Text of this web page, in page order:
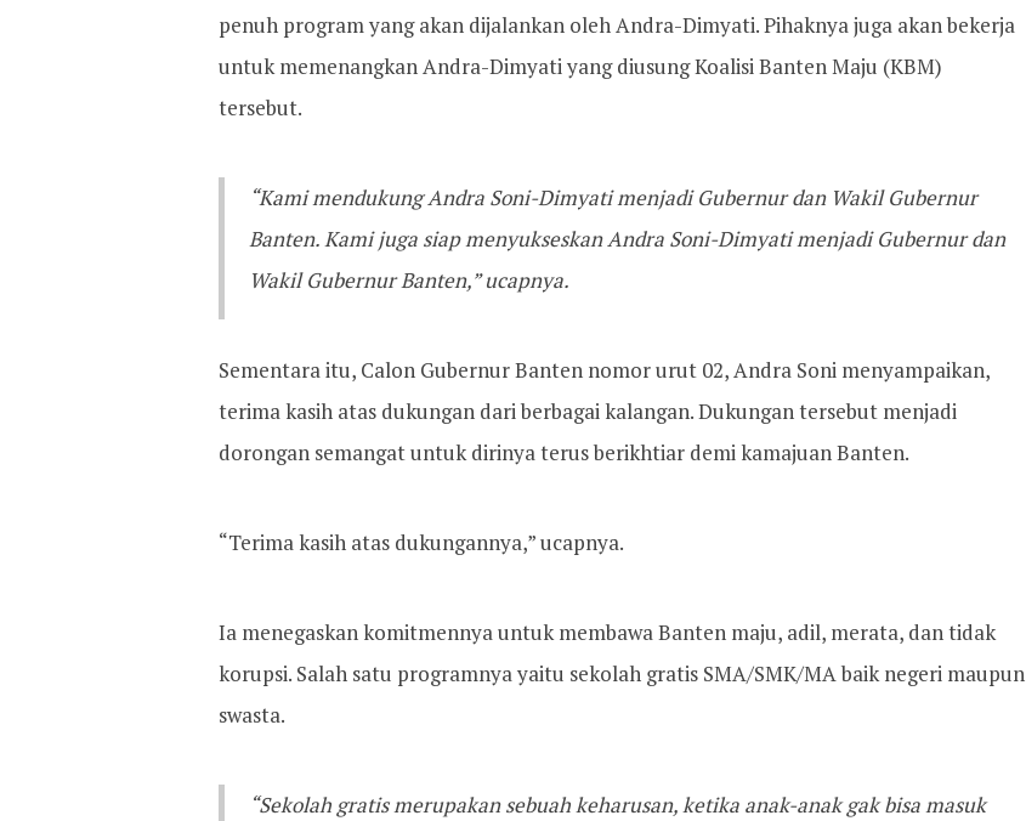
penuh program yang akan dijalankan oleh Andra-Dimyati. Pihaknya juga akan bekerja
untuk memenangkan Andra-Dimyati yang diusung Koalisi Banten Maju (KBM)
tersebut.
“Kami mendukung Andra Soni-Dimyati menjadi Gubernur dan Wakil Gubernur
Banten. Kami juga siap menyukseskan Andra Soni-Dimyati menjadi Gubernur dan
Wakil Gubernur Banten,” ucapnya.
Sementara itu, Calon Gubernur Banten nomor urut 02, Andra Soni menyampaikan,
terima kasih atas dukungan dari berbagai kalangan. Dukungan tersebut menjadi
dorongan semangat untuk dirinya terus berikhtiar demi kamajuan Banten.
“Terima kasih atas dukungannya,” ucapnya.
Ia menegaskan komitmennya untuk membawa Banten maju, adil, merata, dan tidak
korupsi. Salah satu programnya yaitu sekolah gratis SMA/SMK/MA baik negeri maupun
swasta.
“Sekolah gratis merupakan sebuah keharusan, ketika anak-anak gak bisa masuk